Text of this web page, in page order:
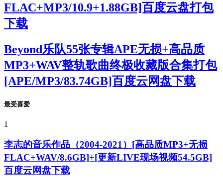
FLAC+MP3/10.9+1.88GB]百度云盘打包
下载
Beyond乐队55张专辑APE无损+高品质
MP3+WAV整轨歌曲终极收藏版合集打包
[APE/MP3/83.74GB]百度云网盘下载
最受喜爱
1
李志的音乐作品（2004-2021）[高品质MP3+无损
FLAC+WAV/8.6GB]+[更新LIVE现场视频54.5GB]
百度云网盘下载